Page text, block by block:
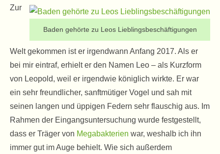
Baden gehörte zu Leos Lieblingsbeschäftigungen
Zur
Welt gekommen ist er irgendwann Anfang 2017. Als er
bei mir eintraf, erhielt er den Namen Leo – als Kurzform
von Leopold, weil er irgendwie königlich wirkte. Er war
ein sehr freundlicher, sanftmütiger Vogel und sah mit
seinen langen und üppigen Federn sehr flauschig aus. Im
Rahmen der Eingangsuntersuchung wurde festgestellt,
dass er Träger von Megabakterien war, weshalb ich ihn
immer gut im Auge behielt. Wie sich außerdem